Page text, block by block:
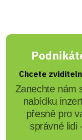
Chcete
Zanechte nám
nabídku
přesně pro
správné lidi